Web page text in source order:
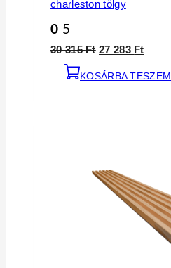
charleston tölgy
0 5
30 315Ft 27 283 Ft
KOSÁRBA TESZEM